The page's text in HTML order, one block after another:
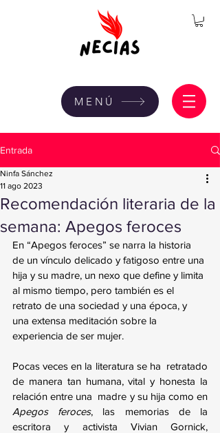
MENÚ
Entrada
Recomendación literaria de la
semana: Apegos feroces
Ninfa Sánchez
11 ago 2023
En “Apegos feroces” se narra la historia
de un vínculo delicado y fatigoso entre una
hija y su madre, un nexo que define y limita
al mismo tiempo, pero también es el
retrato de una sociedad y una época, y
una extensa meditación sobre la
experiencia de ser mujer.
Pocas veces en la literatura se ha  retratado
de manera tan humana, vital y honesta la
Apegos feroces, las memorias de la
escritora y activista Vivian Gornick,